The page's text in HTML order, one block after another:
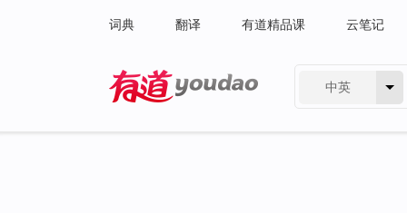
词典 翻译 有道精品课 云笔记
中英